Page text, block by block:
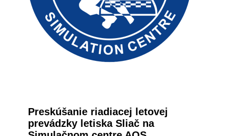
Preskúšanie riadiacej letovej
prevádzky letiska Sliač na